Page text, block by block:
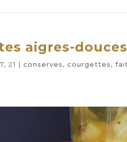
aigres-
21 |conserves,courgettes,